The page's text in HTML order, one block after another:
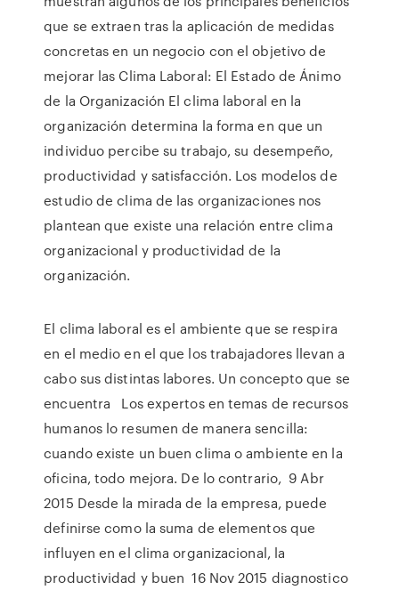
que se extraen tras la aplicación de medidas
concretas en un negocio con el objetivo de
mejorar las Clima Laboral: El Estado de Ánimo
de la Organización El clima laboral en la
organización determina la forma en que un
individuo percibe su trabajo, su desempeño,
productividad y satisfacción. Los modelos de
estudio de clima de las organizaciones nos
plantean que existe una relación entre clima
organizacional y productividad de la
organización.
El clima laboral es el ambiente que se respira
en el medio en el que los trabajadores llevan a
cabo sus distintas labores. Un concepto que se
encuentra Los expertos en temas de recursos
humanos lo resumen de manera sencilla:
cuando existe un buen clima o ambiente en la
oficina, todo mejora. De lo contrario, 9 Abr
2015 Desde la mirada de la empresa, puede
definirse como la suma de elementos que
influyen en el clima organizacional, la
productividad y buen 16 Nov 2015 diagnostico